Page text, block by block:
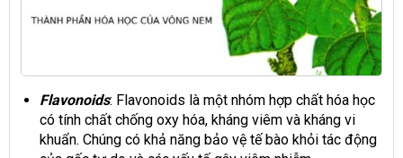
Flavonoids: Flavonoids là một nhóm hợp chất hóa học
có tính chất chống oxy hóa, kháng viêm và kháng vi
khuẩn. Chúng có khả năng bảo vệ tế bào khỏi tác động